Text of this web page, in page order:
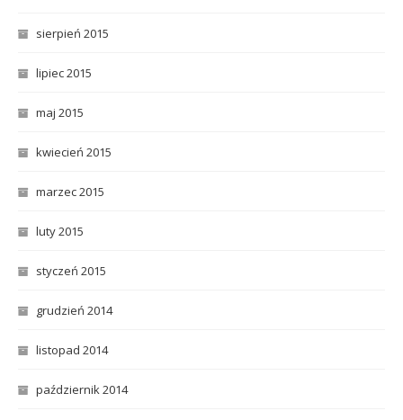
sierpień 2015
lipiec 2015
maj 2015
kwiecień 2015
marzec 2015
luty 2015
styczeń 2015
grudzień 2014
listopad 2014
październik 2014